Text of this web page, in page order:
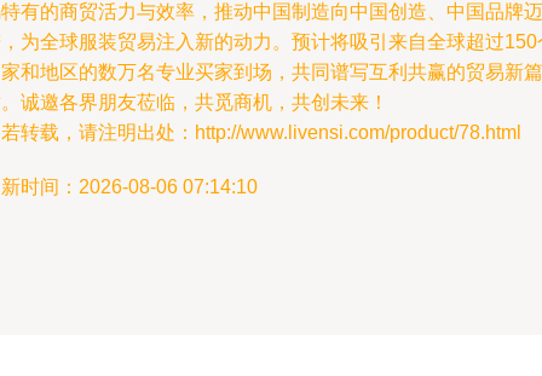
有的商贸活力与效率，推动中国制造向中国创造、中国品牌迈
为全球服装贸易注入新的动力。预计将吸引来自全球超过150
和地区的数万名专业买家到场，共同谱写互利共赢的贸易新篇
诚邀各界朋友莅临，共觅商机，共创未来！
转载，请注明出处：http://www.livensi.com/product/78.html
时间：2026-08-06 07:14:10